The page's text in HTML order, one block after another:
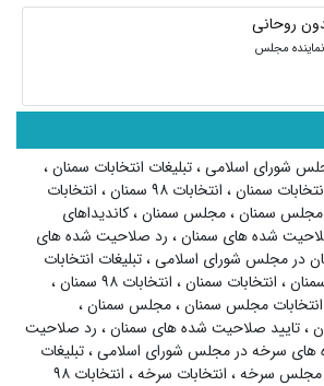
روحانی
مجلس
شورای اسلامی،تبلیغات انتخابات سمنان،
سمنان، انتخابات ۹۸ سمنان ، انتخابات
مجلس سمنان،مجلس سمنان،کاندیداهای
شده های سمنان، رد صلاحیت شده های
در مجلس شورای اسلامی،تبلیغات انتخابات
، انتخابات سمنان، انتخابات ۹۸ سمنان
،
انتخابات مجلس سمنان،مجلس سمنان،
،تایید صلاحیت شده های سمنان، رد صلاحیت
های سرخه در مجلس شورای اسلامی،تبلیغات
مجلس سرخه، انتخابات سرخه،
انتخابات ۹۸